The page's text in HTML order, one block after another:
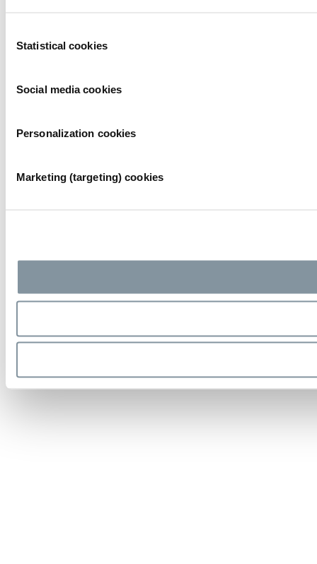
Selection
Statistical cookies
Social media cookies
Personalization cookies
Marketing (targeting) cookies